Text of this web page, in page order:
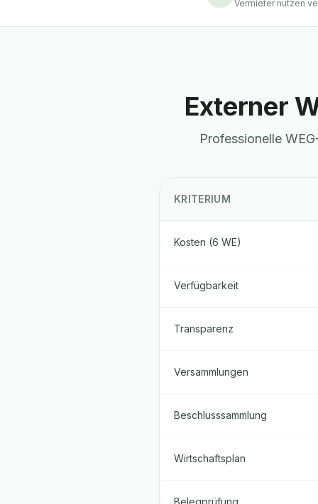
Vermieter nutzen
Externer
Professionelle
KRITERIUM
Kosten (6 WE)
Verfügbarkeit
Transparenz
Versammlungen
Beschlusssammlung
Wirtschaftsplan
Belegprüfung